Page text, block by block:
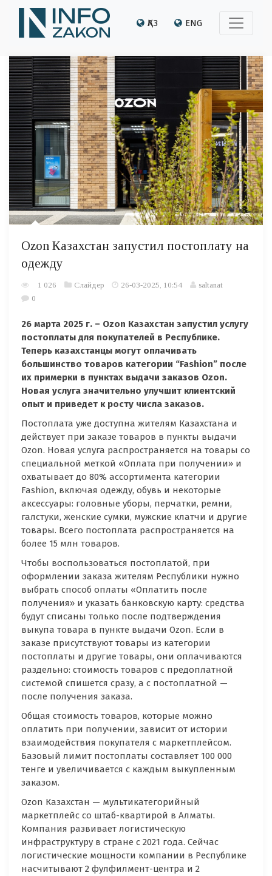
ҚАЗ ENG
Ozon Казахстан запустил постоплату на
одежду
1 026 Слайдер 26-03-2025, 10:54
saltanat
0
26 марта 2025 г. – Ozon Казахстан запустил услугу
постоплаты для покупателей в Республике.
Теперь казахстанцы могут оплачивать
большинство товаров категории “Fashion” после
их примерки в пунктах выдачи заказов Ozon.
Новая услуга значительно улучшит клиентский
опыт и приведет к росту числа заказов.
Постоплата уже доступна жителям Казахстана и
действует при заказе товаров в пункты выдачи
Ozon. Новая услуга распространяется на товары со
специальной меткой «Оплата при получении» и
охватывает до 80% ассортимента категории
Fashion, включая одежду, обувь и некоторые
аксессуары: головные уборы, перчатки, ремни,
галстуки, женские сумки, мужские клатчи и другие
товары. Всего постоплата распространяется на
более 15 млн товаров.
Чтобы воспользоваться постоплатой, при
оформлении заказа жителям Республики нужно
выбрать способ оплаты «Оплатить после
получения» и указать банковскую карту: средства
будут списаны только после подтверждения
выкупа товара в пункте выдачи Ozon. Если в
заказе присутствуют товары из категории
постоплаты и другие товары, они оплачиваются
раздельно: стоимость товаров с предоплатной
системой спишется сразу, а с постоплатной —
после получения заказа.
Общая стоимость товаров, которые можно
оплатить при получении, зависит от истории
взаимодействия покупателя с маркетплейсом.
Базовый лимит постоплаты составляет 100 000
тенге и увеличивается с каждым выкупленным
заказом.
Ozon Казахстан — мультикатегорийный
маркетплейс со штаб-квартирой в Алматы.
Компания развивает логистическую
инфраструктуру в стране с 2021 года. Сейчас
логистические мощности компании в Республике
насчитывают 2 фулфилмент-центра и 2